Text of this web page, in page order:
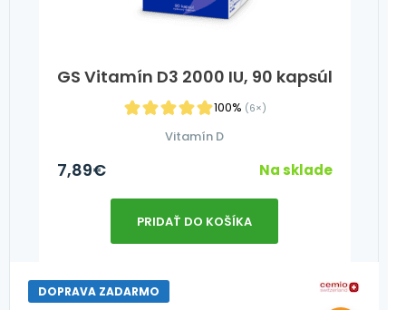
GS Vitamín D3 2000 IU, 90 kapsúl
100% (6×)
Vitamín D
7,89€ Na sklade
PRIDAŤ DO KOŠÍKA
DOPRAVA ZADARMO